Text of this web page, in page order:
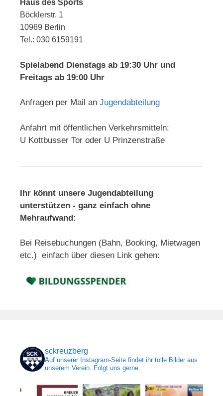
Haus des Sports
Böcklerstr. 1
10969 Berlin
Tel.: 030 6159191
Spielabend Dienstags ab 19:30 Uhr und
Freitags ab 19:00 Uhr
Anfragen per Mail an Jugendabteilung
Anfahrt mit öffentlichen Verkehrsmitteln:
U Kottbusser Tor oder U Prinzenstraße
Ihr könnt unsere Jugendabteilung
unterstützen - ganz einfach ohne
Mehraufwand:
Bei Reisebuchungen (Bahn, Booking, Mietwagen
etc.) einfach über diesen Link gehen:
sckreuzberg
Auf unserer Instagram-Seite findet ihr tolle Bilder aus
unserem Verein. Folgt uns gerne.